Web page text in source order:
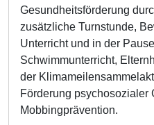
Gesundheitsförderung
zusätzliche Turnstunde,
Unterricht und in der
Schwimmunterricht,
der
Förderung psychosozialer
Mobbingprävention.